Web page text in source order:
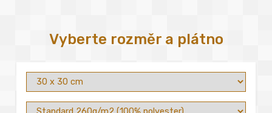
Vyberte rozměr a plátno